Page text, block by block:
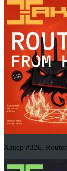
Хакер #326.